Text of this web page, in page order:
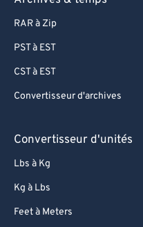
RAR à Zip
PST à EST
CST à EST
Convertisseur d'archives
Convertisseur d'unités
Lbs à Kg
Kg à Lbs
Feet à Meters